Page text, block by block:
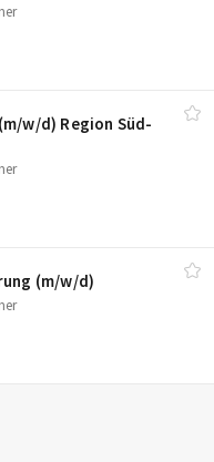
​w/​d) Region Süd-
(m/​w/​d)